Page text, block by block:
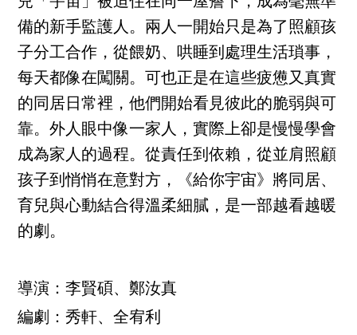
備的新手監護人。兩人一開始只是為了照顧孩
子分工合作，從餵奶、哄睡到處理生活瑣事，
每天都像在闖關。可也正是在這些疲憊又真實
的同居日常裡，他們開始看見彼此的脆弱與可
靠。外人眼中像一家人，實際上卻是慢慢學會
成為家人的過程。從責任到依賴，從並肩照顧
孩子到悄悄在意對方，《給你宇宙》將同居、
育兒與心動結合得溫柔細膩，是一部越看越暖
的劇。
導演：李賢碩、鄭汝真
編劇：秀軒、全宥利